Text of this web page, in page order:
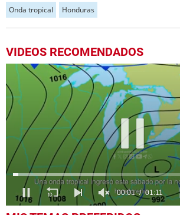
Onda tropical Honduras
VIDEOS RECOMENDADOS